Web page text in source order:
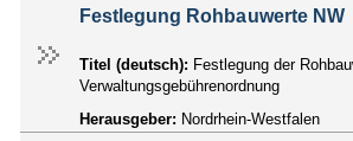
Festlegung Rohbauwerte NW
Titel (deutsch): Festlegung der
Verwaltungsgebührenordnung
Herausgeber: Nordrhein-Westfalen